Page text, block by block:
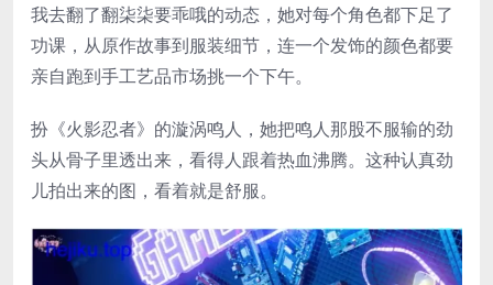
我去翻了翻柒柒要乖哦的动态，她对每个角色都下足了
功课，从原作故事到服装细节，连一个发饰的颜色都要
亲自跑到手工艺品市场挑一个下午。
扮《火影忍者》的漩涡鸣人，她把鸣人那股不服输的劲
头从骨子里透出来，看得人跟着热血沸腾。这种认真劲
儿拍出来的图，看着就是舒服。